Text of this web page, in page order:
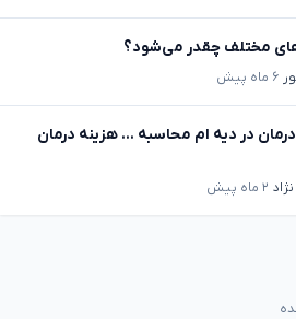
مختلف چقدر می‌شود؟
۶ ماه پیش
در دیه ام محاسبه ... هزینه درمان
۲ ماه پیش